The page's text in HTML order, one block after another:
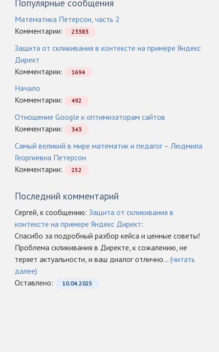
Популярные сообщения
Математика Петерсон, часть 2
Комментарии:
23383
Защита от скликивания в контексте на примере Яндекс
Директ
Комментарии:
1694
Начало
Комментарии:
492
Отношение Google к оптимизаторам сайтов
Комментарии:
343
Самый великий в мире математик и педагог – Людмила
Георгиевна Петерсон
Комментарии:
252
Последний комментарий
Сергей, к сообщению: Защита от скликивания в
контексте на примере Яндекс Директ:
Спасибо за подробный разбор кейса и ценные советы!
Проблема скликивания в Директе, к сожалению, не
теряет актуальности, и ваш диалог отлично... (читать
далее)
Оcтавлено:
10.04.2025